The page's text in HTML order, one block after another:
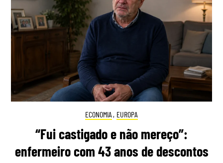
ECONOMIA , EUROPA
“Fui castigado e não mereço”:
enfermeiro com 43 anos de descontos